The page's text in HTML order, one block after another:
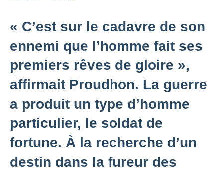
« C’est sur le cadavre de son
ennemi que l’homme fait ses
premiers rêves de gloire »,
affirmait Proudhon. La guerre
a produit un type d’homme
particulier, le soldat de
fortune. À la recherche d’un
destin dans la fureur des